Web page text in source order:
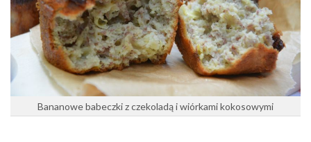
Bananowe babeczki z czekoladą i wiórkami kokosowymi